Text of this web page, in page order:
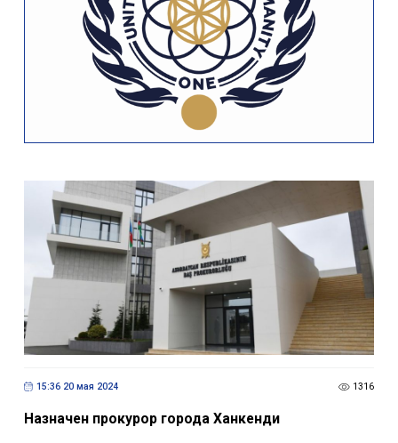
15:36 20 мая 2024 1316
Назначен прокурор города Ханкенди